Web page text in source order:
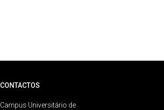
CONTACTOS
Campus Universitário de